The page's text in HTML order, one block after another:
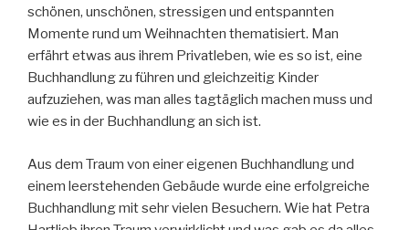
schönen, unschönen, stressigen und entspannten
Momente rund um Weihnachten thematisiert. Man
erfährt etwas aus ihrem Privatleben, wie es so ist, eine
Buchhandlung zu führen und gleichzeitig Kinder
aufzuziehen, was man alles tagtäglich machen muss und
wie es in der Buchhandlung an sich ist.
Aus dem Traum von einer eigenen Buchhandlung und
einem leerstehenden Gebäude wurde eine erfolgreiche
Buchhandlung mit sehr vielen Besuchern. Wie hat Petra